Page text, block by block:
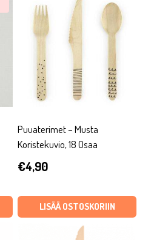
Puuaterimet – Musta
Koristekuvio, 18 Osaa
€4,90
LISÄÄ OSTOSKORIIN